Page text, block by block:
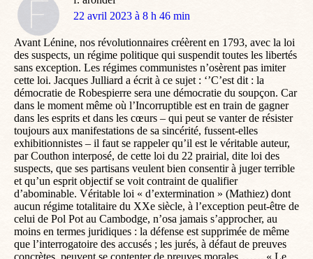
dit
22 avril 2023 à 8 h 46 min
Avant Lénine, nos révolutionnaires créèrent en 1793, avec la loi
des suspects, un régime politique qui suspendit toutes les libertés
sans exception. Les régimes communistes n’osèrent pas imiter
cette loi. Jacques Julliard a écrit à ce sujet : ‘’C’est dit : la
démocratie de Robespierre sera une démocratie du soupçon. Car
dans le moment même où l’Incorruptible est en train de gagner
dans les esprits et dans les cœurs – qui peut se vanter de résister
toujours aux manifestations de sa sincérité, fussent-elles
exhibitionnistes – il faut se rappeler qu’il est le véritable auteur,
par Couthon interposé, de cette loi du 22 prairial, dite loi des
suspects, que ses partisans veulent bien consentir à juger terrible
et qu’un esprit objectif se voit contraint de qualifier
d’abominable. Véritable loi « d’extermination » (Mathiez) dont
aucun régime totalitaire du XXe siècle, à l’exception peut-être de
celui de Pol Pot au Cambodge, n’osa jamais s’approcher, au
moins en termes juridiques : la défense est supprimée de même
que l’interrogatoire des accusés ; les jurés, à défaut de preuves